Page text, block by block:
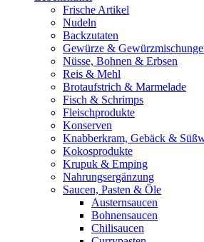
Frische Artikel
Nudeln
Backzutaten
Gewürze &
Nüsse, Bohnen & Erbsen
Reis & Mehl
Brotaufstrich & Marmelade
Fisch & Schrimps
Fleischprodukte
Konserven
Knabberkram, Gebäck &
Kokosprodukte
Krupuk & Emping
Nahrungsergänzung
Saucen, Pasten & Öle
Austernsaucen
Bohnensaucen
Chilisaucen